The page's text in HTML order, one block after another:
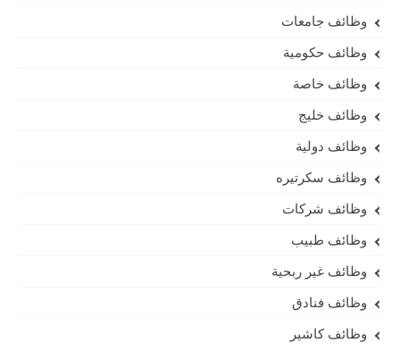
وظائف جامعات
وظائف حكومية
وظائف خاصة
وظائف خليج
وظائف دولية
وظائف سكرتيره
وظائف شركات
وظائف طبيب
وظائف غير ربحية
وظائف فنادق
وظائف كاشير